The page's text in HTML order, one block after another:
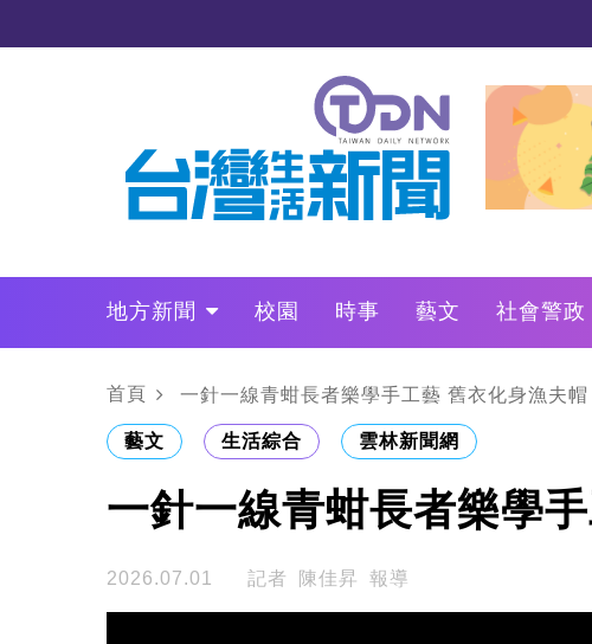
地方新聞 校園 時事 藝文 社會警政
政治
財經 LO叩敲敲門
首頁 一針一線青蚶長者樂學手工藝 舊衣化身漁夫帽
藝文 生活綜合 雲林新聞網
一針一線青蚶長者樂學
2026.07.01 記者 陳佳昇 報導